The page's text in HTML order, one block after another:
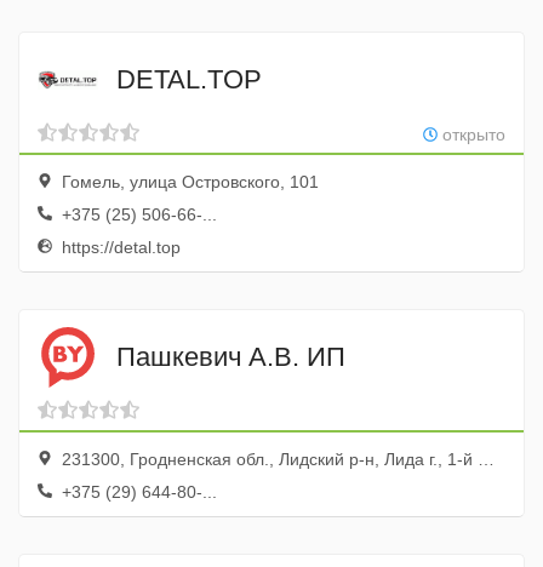
DETAL.TOP
открыто
Гомель, улица Островского, 101
+375 (25) 506-66-...
https://detal.top
Пашкевич А.В. ИП
231300, Гродненская обл., Лидский р-н, Лида г., 1-й Невского ГСК пер., 43, 31
+375 (29) 644-80-...